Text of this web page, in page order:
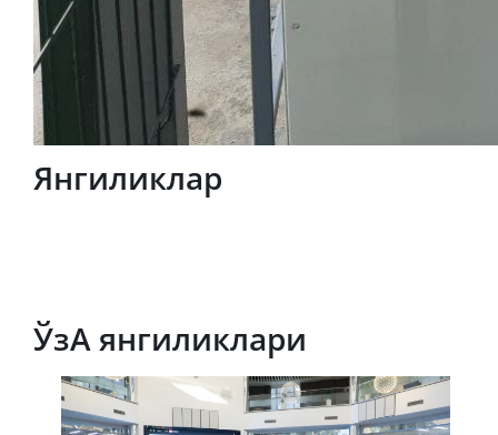
Янгиликлар
ЎзА янгиликлари